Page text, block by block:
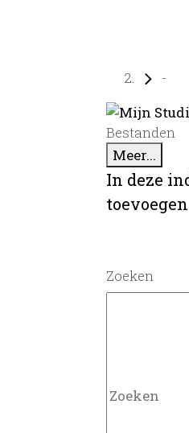
-
Bestanden
Meer...
In deze
Zoeken